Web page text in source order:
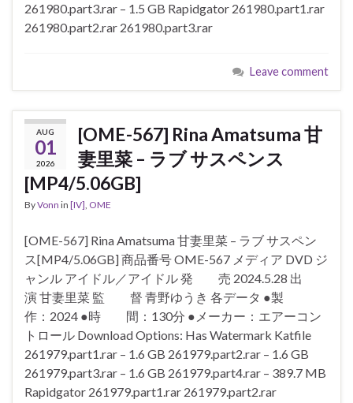
261980.part3.rar – 1.5 GB Rapidgator 261980.part1.rar
261980.part2.rar 261980.part3.rar
Leave comment
AUG
01
2026
[OME-567] Rina Amatsuma 甘
妻里菜 – ラブ サスペンス
[MP4/5.06GB]
ByVonn in [IV], OME
[OME-567] Rina Amatsuma 甘妻里菜 – ラブ サスペン
ス[MP4/5.06GB] 商品番号 OME-567 メディア DVD ジ
ャンル アイドル／アイドル 発 売 2024.5.28 出
演 甘妻里菜 監 督 青野ゆうき 各データ ●製
作：2024 ●時 間：130分 ●メーカー：エアーコン
トロール Download Options: Has Watermark Katfile
261979.part1.rar – 1.6 GB 261979.part2.rar – 1.6 GB
261979.part3.rar – 1.6 GB 261979.part4.rar – 389.7 MB
Rapidgator 261979.part1.rar 261979.part2.rar